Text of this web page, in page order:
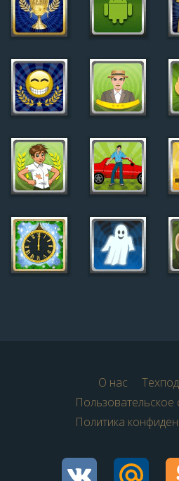
О нас
Пользовательское
Политика